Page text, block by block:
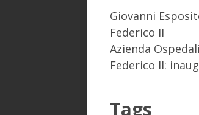
Giovanni
Federico II
Azienda
Federico II:
Tags